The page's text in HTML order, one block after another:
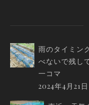
雨のタイミン
べないで残し
一コマ
2024年4月21日